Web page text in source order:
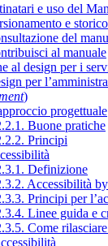
e uso del
e storico
del
al manuale
al design per i
per
)
progettuale
Buone pratiche
Principi
Definizione
Accessibilità
Principi per
Linee guida e
Come